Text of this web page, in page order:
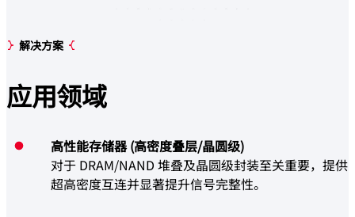
解决方案
应用领域
高性能存储器 (高密度叠层/晶圆级)
对于 DRAM/NAND 堆叠及晶圆级封装至关重要，提供
超高密度互连并显著提升信号完整性。